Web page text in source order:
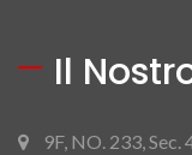
Il
9F, NO. 233,